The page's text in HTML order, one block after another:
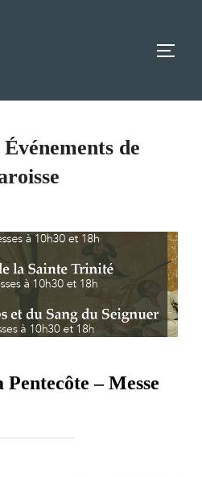
Événements de
Pentecôte – Messe